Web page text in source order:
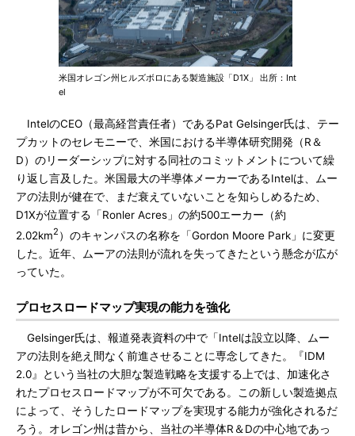
米国オレゴン州ヒルズボロにある製造施設「D1X」 出所：Int
el
IntelのCEO（最高経営責任者）であるPat Gelsinger氏は、テー
プカットのセレモニーで、米国における半導体研究開発（R＆
D）のリーダーシップに対する同社のコミットメントについて繰
り返し言及した。米国最大の半導体メーカーであるIntelは、ムー
アの法則が健在で、まだ衰えていないことを知らしめるため、
D1Xが位置する「Ronler Acres」の約500エーカー（約
2.02km2 ）のキャンパスの名称を「Gordon Moore Park」に変更
した。近年、ムーアの法則が流れを失ってきたという懸念が広が
っていた。
プロセスロードマップ実現の能力を強化
Gelsinger氏は、報道発表資料の中で「Intelは設立以降、ムー
アの法則を絶え間なく前進させることに専念してきた。『IDM
2.0』という当社の大胆な製造戦略を支援する上では、加速化さ
れたプロセスロードマップが不可欠である。この新しい製造拠点
によって、そうしたロードマップを実現する能力が強化されるだ
ろう。オレゴン州は昔から、当社の半導体R＆Dの中心地であっ